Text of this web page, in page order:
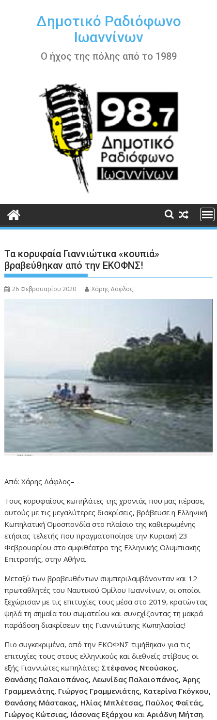
περιεχόμενοΔημοτικό Ραδιόφωνο
Ιωαννίνων
Ο ήχος της πόλης από το 1989
Τα κορυφαία Γιαννιώτικα «κουπιά»
βραβεύθηκαν από την ΕΚΟΦΝΣ!
26 Φεβρουαρίου 2020 Χάρης Δάφλος
Από: Χάρης Δάφλος–
Τους κορυφαίους κωπηλάτες της χρονιάς που μας πέρασε,
αυτούς με τις μεγαλύτερες διακρίσεις, βράβευσε η Ελληνική
Κωπηλατική Ομοσπονδία στο πλαίσιο της καθιερωμένης
ετήσιας τελετής που πραγματοποίησε την Κυριακή 23
Φεβρουαρίου στο αμφιθέατρο της Ελληνικής Ολυμπιακής
Επιτροπής, στην Αθήνα.
Μεταξύ των βραβευθέντων συμπεριλαμβάνονταν και 12
πρωταθλητές του Ναυτικού Ομίλου Ιωαννίνων, οι οποίοι
ξεχώρισαν με τις επιτυχίες τους μέσα στο 2019, κρατώντας
ψηλά τη σημαία του σωματείου και συνεχίζοντας τη μακρά
παράδοση διακρίσεων της Γιαννιώτικης Κωπηλασίας!
Πιο συγκεκριμένα, από την ΕΚΟΦΝΣ τιμήθηκαν για τις
επιτυχίες τους στους ελληνικούς και διεθνείς στίβους οι
εξής Γιαννιώτες κωπηλάτες: Στέφανος Ντούσκος,
Θανάσης Παλαιοπάνος, Λεωνίδας Παλαιοπάνος, Άρης
Γραμμενιάτης, Γιώργος Γραμμενιάτης, Κατερίνα Γκόγκου,
Θανάσης Μάστακας, Ηλίας Μπλέτσας, Παύλος Φαϊτάς,
Γιώργος Κώτσιας, Ιάσονας Εξάρχου καιΑριάδνη Μήτση.